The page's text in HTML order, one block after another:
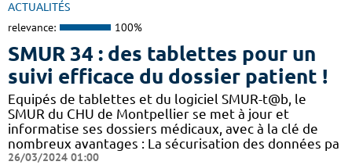
ACTUALITÉS
relevance: 100%
SMUR 34 : des tablettes pour un
suivi efficace du dossier patient !
​​Equipés de tablettes et du logiciel SMUR-t@b, le
SMUR du CHU de Montpellier se met à jour et
informatise ses dossiers médicaux, avec à la clé de
nombreux avantages : ​​La sécurisation des données pa
26/03/2024 01:00